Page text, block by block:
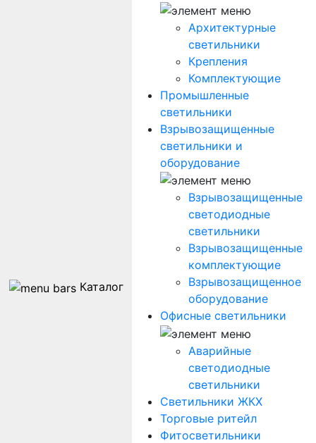
Каталог
Архитектурные
светильники
Крепления
Комплектующие
Промышленные
светильники
Взрывозащищенные
светильники и
оборудование
Взрывозащищенные
светодиодные
светильники
Взрывозащищенные
комплектующие
Взрывозащищенное
оборудование
Офисные светильники
Аварийные
светодиодные
светильники
Светильники ЖКХ
Торговые ритейл
Фитосветильники